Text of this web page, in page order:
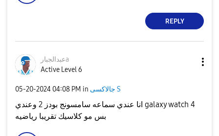
REPLY
عبدالجبارa
Active Level 6
‎05-20-2024 04:08 PM in جالاكسى S
انا عندي سماعه سامسونج بودز 2 وعندي galaxy watch 4
بس مو كلاسيك تقريبا رياضيه